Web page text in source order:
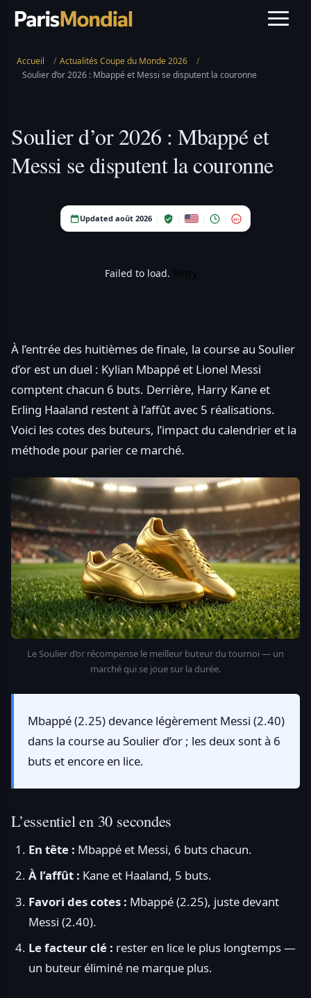
Accueil / Actualités Coupe du Monde 2026
/
Soulier d’or 2026 : Mbappé et Messi se disputent la couronne
Soulier d’or 2026 : Mbappé et
Messi se disputent la couronne
Updated août 2026 18+
Failed to load.
À l’entrée des huitièmes de finale, la course au Soulier
d’or est un duel : Kylian Mbappé et Lionel Messi
comptent chacun 6 buts. Derrière, Harry Kane et
Erling Haaland restent à l’affût avec 5 réalisations.
Voici les cotes des buteurs, l’impact du calendrier et la
méthode pour parier ce marché.
Le Soulier d’or récompense le meilleur buteur du tournoi — un
marché qui se joue sur la durée.
Mbappé (2.25) devance légèrement Messi (2.40)
dans la course au Soulier d’or ; les deux sont à 6
buts et encore en lice.
L’essentiel en 30 secondes
En tête : Mbappé et Messi, 6 buts chacun.
À l’affût : Kane et Haaland, 5 buts.
Favori des cotes : Mbappé (2.25), juste devant
Messi (2.40).
Le facteur clé : rester en lice le plus longtemps —
un buteur éliminé ne marque plus.